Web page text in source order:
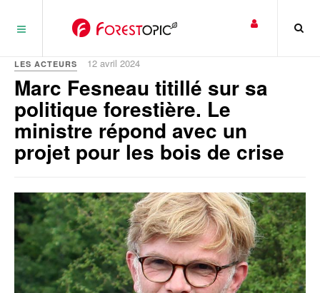
LES ACTEURS 12 avril 2024
Marc Fesneau titillé sur sa
politique forestière. Le
ministre répond avec un
projet pour les bois de crise